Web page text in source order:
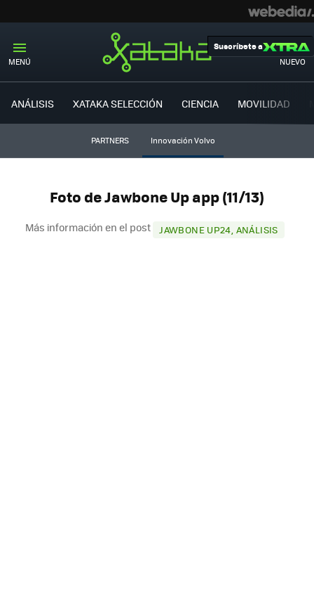
MENÚ NUEVO
Suscríbete a
ANÁLISIS XATAKA SELECCIÓN CIENCIA MOVILIDAD
PARTNERS Innovación Volvo
Foto de Jawbone Up app (11/13)
Más información en el post JAWBONE UP24, ANÁLISIS